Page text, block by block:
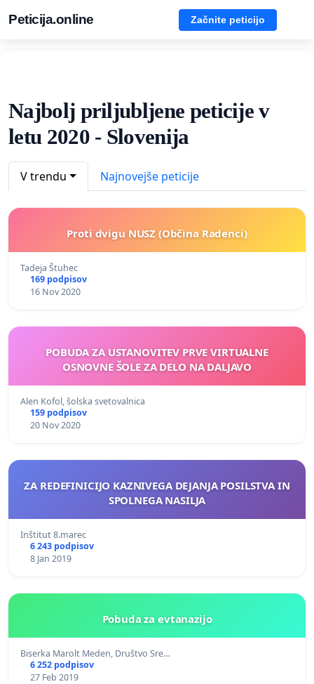
Peticija.online Začnite peticijo
Najbolj priljubljene peticije v
letu 2020 - Slovenija
V trendu Najnovejše peticije
Proti dvigu NUSZ (Občina Radenci)
Tadeja Štuhec
169 podpisov
16 Nov 2020
POBUDA ZA USTANOVITEV PRVE VIRTUALNE
OSNOVNE ŠOLE ZA DELO NA DALJAVO
Alen Kofol, šolska svetovalnica
159 podpisov
20 Nov 2020
ZA REDEFINICIJO KAZNIVEGA DEJANJA POSILSTVA IN
SPOLNEGA NASILJA
Inštitut 8.marec
6 243 podpisov
8 Jan 2019
Pobuda za evtanazijo
Biserka Marolt Meden, Društvo Sre…
6 252 podpisov
27 Feb 2019